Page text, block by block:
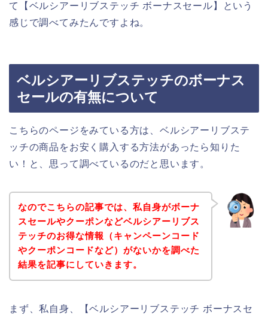
て【ベルシアーリブステッチ ボーナスセール】という
感じで調べてみたんですよね。
ベルシアーリブステッチのボーナス
セールの有無について
こちらのページをみている方は、ベルシアーリブステ
ッチの商品をお安く購入する方法があったら知りた
い！と、思って調べているのだと思います。
なのでこちらの記事では、私自身がボーナ
スセールやクーポンなどベルシアーリブス
テッチのお得な情報（キャンペーンコード
やクーポンコードなど）がないかを調べた
結果を記事にしていきます。
まず、私自身、【ベルシアーリブステッチ ボーナスセ